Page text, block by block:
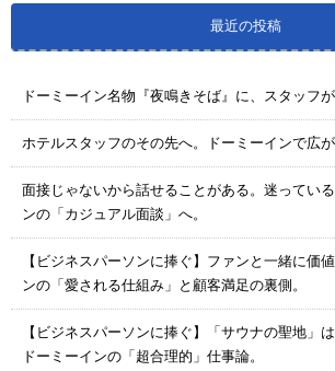
最近の投稿
ドーミーイン名物『夜鳴きそば』に、スタッフ
ホテルスタッフのその先へ。ドーミーインで広
面接じゃないから話せることがある。迷ってい
ンの「カジュアル面談」へ。
【ビジネスパーソンに捧ぐ】ファンと一緒に価
ンの「愛される仕組み」と顧客満足の裏側。
【ビジネスパーソンに捧ぐ】「サウナの聖地」
ドーミーインの「超合理的」仕事論。